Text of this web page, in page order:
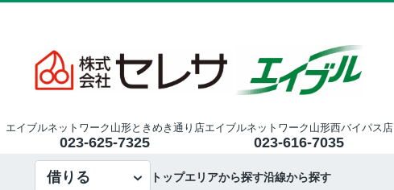
エイブルネットワーク山形ときめき通り店
023-625-7325
エイブルネットワーク山形西バイパス店
023-616-7035
借りる トップエリアから探す沿線から探す